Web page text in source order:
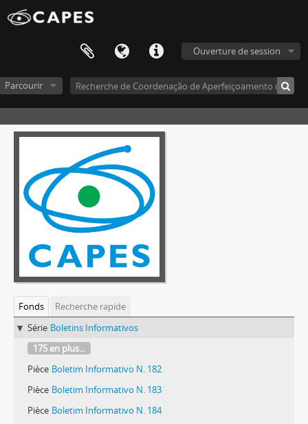
Ouverture de session
Parcourir
Fonds
Recherche rapide
Série Boletins Informativos
175 en plus...
Pièce Boletim Informativo N. 182
Pièce Boletim Informativo N. 183
Pièce Boletim Informativo N. 184